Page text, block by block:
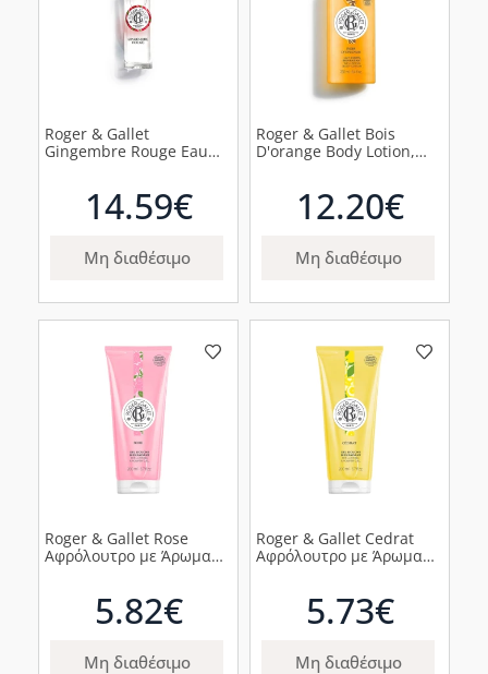
Roger & Gallet
Gingembre Rouge Eau
14.59€
Μη διαθέσιμο
Roger & Gallet Bois
D'orange Body Lotion,
12.20€
Μη διαθέσιμο
Roger & Gallet Rose
Αφρόλουτρο με Άρωμα
Δαμασκού, 200ml
5.82€
Μη διαθέσιμο
Roger & Gallet Cedrat
Αφρόλουτρο με Άρωμα
5.73€
Μη διαθέσιμο